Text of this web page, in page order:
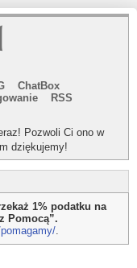
ChatBox
RSS
Pozwoli Ci ono w
dziękujemy!
1% podatku na
Pomocą”.
.